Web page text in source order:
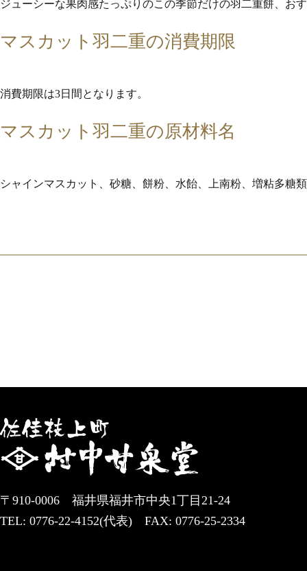
ジューシーな果肉感たっぷりのこの季節だけの羽二重餅、お
マスカット羽二重の消費期限
消費期限は3日間となります。
マスカット羽二重の原材料名
シャインマスカット、砂糖、餅粉、水飴、上南粉、増粘多糖類
〒910-0006 福井県福井市中央1丁目21-24
TEL: 0776-22-4152(代表) FAX: 0776-25-2334